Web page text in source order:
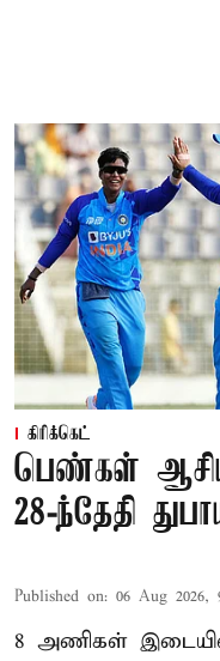
கிரிக்கெட்
பெண்கள்
28-ந்தேதி
Published on: 06 Aug 2026,
8 அணிகள்